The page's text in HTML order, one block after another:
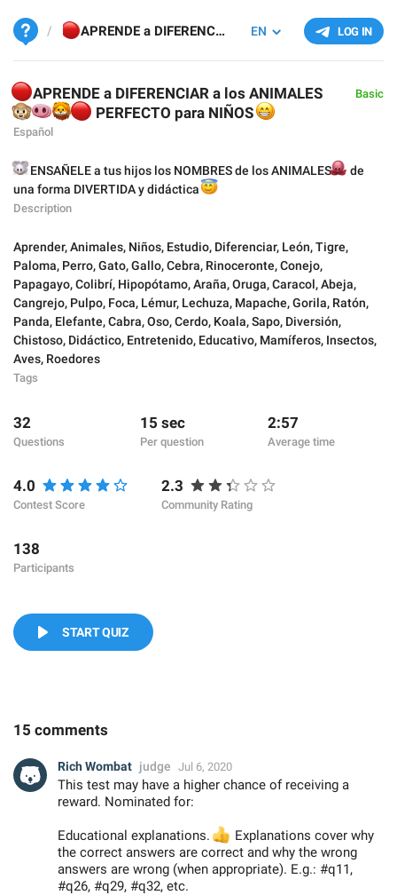
LOG IN
EN
APRENDE a DIFERENCIAR a los ANIMALES
APRENDE a DIFERENCIAR a los ANIMALES
PERFECTO para NIÑOS
😁
Español
Basic
ENSAÑELE a tus hijos los NOMBRES de los ANIMALES
🐙
de
una forma DIVERTIDA y didáctica
😇
Description
Aprender,Animales, Niños, Estudio, Diferenciar, León,Tigre,
Paloma, Perro,Gato,Gallo,Cebra, Rinoceronte,Conejo,
Papagayo,Colibrí, Hipopótamo,Araña,Oruga,Caracol,Abeja,
Cangrejo, Pulpo, Foca, Lémur, Lechuza, Mapache,Gorila, Ratón,
Panda, Elefante,Cabra,Oso,Cerdo, Koala,Sapo, Diversión,
Chistoso, Didáctico, Entretenido, Educativo, Mamíferos, Insectos,
Aves, Roedores
Tags
32
Questions
15 sec
Per question
2:57
Average time
4.0
Contest Score
2.3
Community Rating
138
Participants
START QUIZ
15 comments
Rich Wombat judge Jul 6, 2020
This test may have a higher chance of receiving a
reward. Nominated for:
Educational explanations.
👍Explanations cover why
the correct answers are correct and why the wrong
answers are wrong (when appropriate). E.g.: #q11,
#q26, #q29, #q32, etc.